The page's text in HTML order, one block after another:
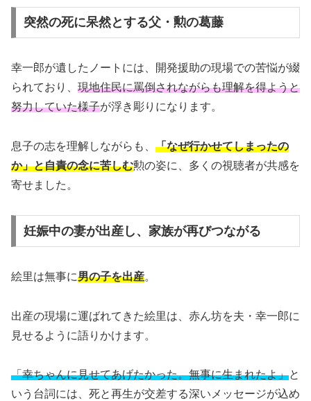
突然の死に呆然とする父・勲の葛藤
幸一郎が遺したノートには、開発援助の現場での苦悩が綴
られており、 現地住民に罵倒されながらも理解を得ようと
努力していた様子が浮き彫りになります。
息子の志を理解しながらも、 「なぜ行かせてしまったの
か」と自責の念に苦しむ勲の姿に、多くの視聴者が共感を
寄せました。
妊娠中の妻が出産し、家族が再びつながる
絵里は無事に男の子を出産。
出産の現場に運ばれてきた絵里は、赤ん坊を夫・幸一郎に
見せるように語りかけます。
「幸ちゃんに見せてあげたかった。無事に生まれたよ」と
いう台詞には、死と再生が交差する深いメッセージが込め